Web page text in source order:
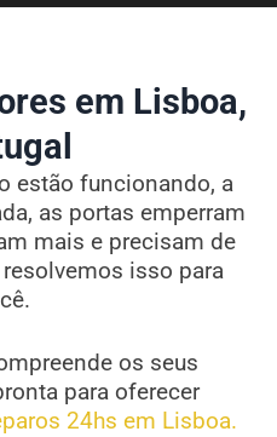
em Lisboa,
estão funcionando, a
as portas emperram
mais e precisam de
isso para
os seus
para oferecer
24hs em Lisboa.